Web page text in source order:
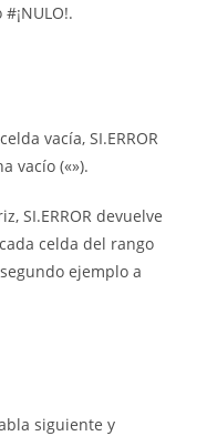
#¡NULO!.
vacía, SI.ERROR
vacío («»).
SI.ERROR devuelve
celda del rango
ejemplo a
siguiente y